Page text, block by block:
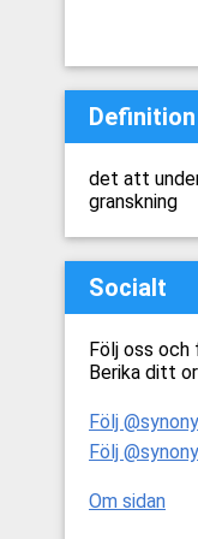
Definition
det att
granskning
Socialt
Följ oss
Berika ditt
Följ
Följ
Om sidan